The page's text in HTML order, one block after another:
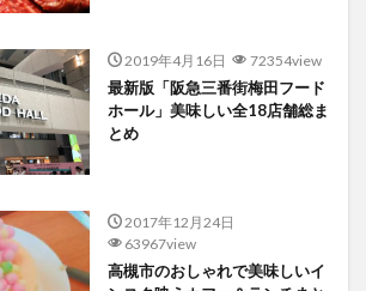
2019年4月16日 72354view
最新版「阪急三番街梅田フード
ホール」美味しい全18店舗総ま
とめ
2017年12月24日
63967view
高槻市のおしゃれで美味しいイ